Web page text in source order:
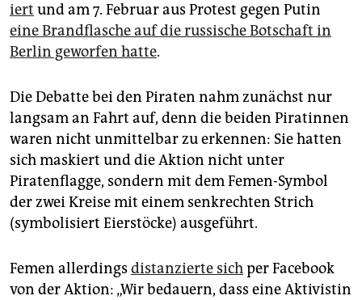
iert und am 7. Februar aus Protest gegen Putin
eine Brandflasche auf die russische Botschaft in
Berlin geworfen hatte.
Die Debatte bei den Piraten nahm zunächst nur
langsam an Fahrt auf, denn die beiden Piratinnen
waren nicht unmittelbar zu erkennen: Sie hatten
sich maskiert und die Aktion nicht unter
Piratenflagge, sondern mit dem Femen-Symbol
der zwei Kreise mit einem senkrechten Strich
(symbolisiert Eierstöcke) ausgeführt.
Femen allerdings distanzierte sichper Facebook
von der Aktion: „Wir bedauern, dass eine Aktivistin